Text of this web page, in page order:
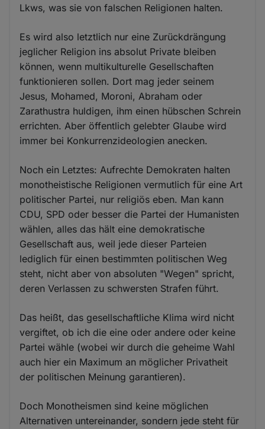
Lkws, was sie von falschen Religionen halten.
Es wird also letztlich nur eine Zurückdrängung
jeglicher Religion ins absolut Private bleiben
können, wenn multikulturelle Gesellschaften
funktionieren sollen. Dort mag jeder seinem
Jesus, Mohamed, Moroni, Abraham oder
Zarathustra huldigen, ihm einen hübschen Schrein
errichten. Aber öffentlich gelebter Glaube wird
immer bei Konkurrenzideologien anecken.
Noch ein Letztes: Aufrechte Demokraten halten
monotheistische Religionen vermutlich für eine Art
politischer Partei, nur religiös eben. Man kann
CDU, SPD oder besser die Partei der Humanisten
wählen, alles das hält eine demokratische
Gesellschaft aus, weil jede dieser Parteien
lediglich für einen bestimmten politischen Weg
steht, nicht aber von absoluten "Wegen" spricht,
deren Verlassen zu schwersten Strafen führt.
Das heißt, das gesellschaftliche Klima wird nicht
vergiftet, ob ich die eine oder andere oder keine
Partei wähle (wobei wir durch die geheime Wahl
auch hier ein Maximum an möglicher Privatheit
der politischen Meinung garantieren).
Doch Monotheismen sind keine möglichen
Alternativen untereinander, sondern jede steht für